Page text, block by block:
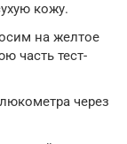
кожу.
на желтое
часть тест-
через